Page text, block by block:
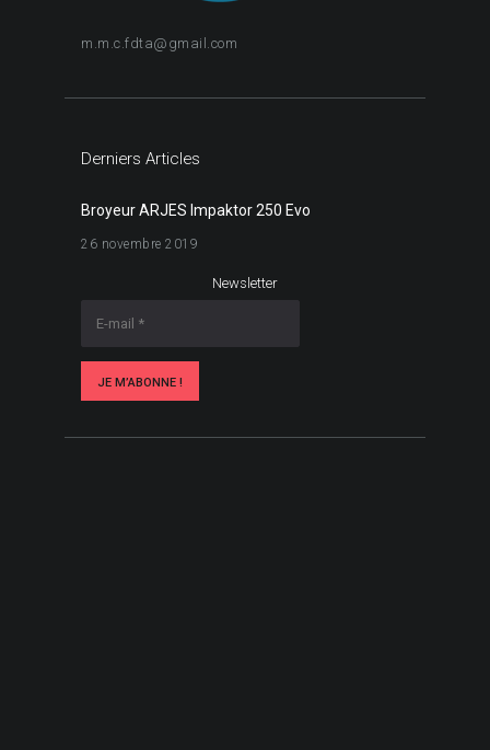
m.m.c.fdta@gmail.com
Derniers Articles
Broyeur ARJES Impaktor 250 Evo
26 novembre 2019
Newsletter